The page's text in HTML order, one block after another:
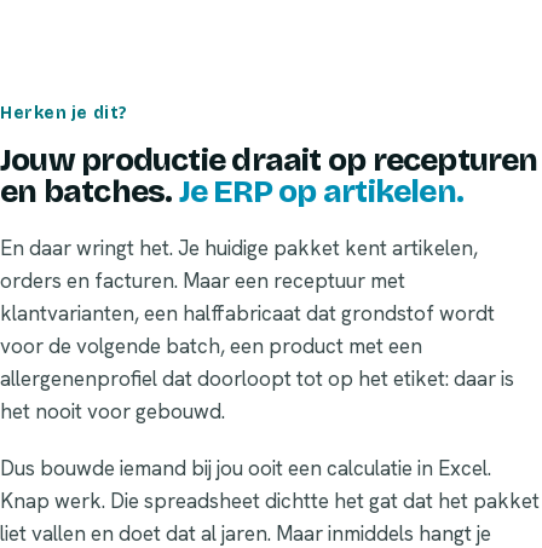
Herken je dit?
Jouw productie draait op recepturen
en batches.Je ERP op artikelen.
En daar wringt het. Je huidige pakket kent artikelen,
orders en facturen. Maar een receptuur met
klantvarianten, een halffabricaat dat grondstof wordt
voor de volgende batch, een product met een
allergenenprofiel dat doorloopt tot op het etiket: daar is
het nooit voor gebouwd.
Dus bouwde iemand bij jou ooit een calculatie in Excel.
Knap werk. Die spreadsheet dichtte het gat dat het pakket
liet vallen en doet dat al jaren. Maar inmiddels hangt je